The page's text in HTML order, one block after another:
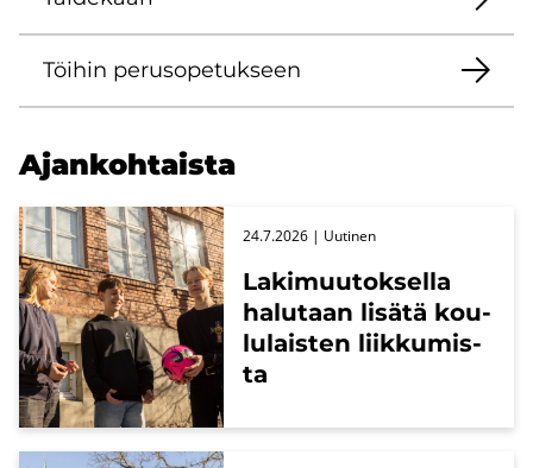
Töi­hin pe­rus­o­pe­tuk­seen
Ajan­koh­tais­ta
La­ki­muu­tok­sel­la
ha­lu­taan li­sä­tä kou­
lu­lais­ten liik­ku­mis­
ta
24.7.2026 | Uu­ti­nen